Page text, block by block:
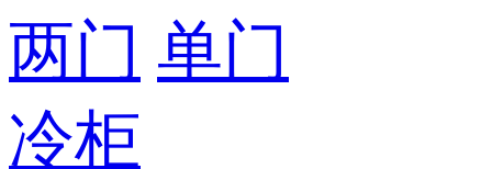
两门 单门
冷柜